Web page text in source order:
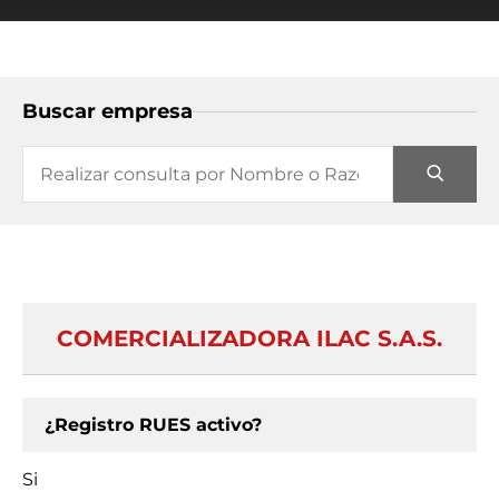
Buscar empresa
COMERCIALIZADORA ILAC S.A.S.
¿Registro RUES activo?
Si